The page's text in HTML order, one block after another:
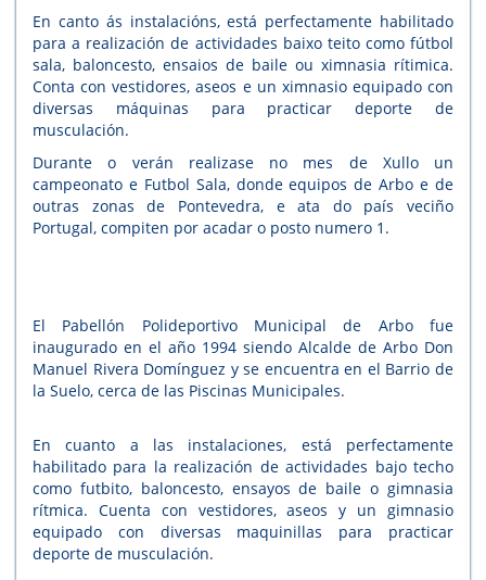
En canto ás instalacións, está perfectamente habilitado
para a realización de actividades baixo teito como fútbol
sala, baloncesto, ensaios de baile ou ximnasia rítimica.
Conta con vestidores, aseos e un ximnasio equipado con
diversas máquinas para practicar deporte de
musculación.
Durante o verán realizase no mes de Xullo un
campeonato e Futbol Sala, donde equipos de Arbo e de
outras zonas de Pontevedra, e ata do país veciño
Portugal, compiten por acadar o posto numero 1.
El Pabellón Polideportivo Municipal de Arbo fue
inaugurado en el año 1994 siendo Alcalde de Arbo Don
Manuel Rivera Domínguez y se encuentra en el Barrio de
la Suelo, cerca de las Piscinas Municipales.
En cuanto a las instalaciones, está perfectamente
habilitado para la realización de actividades bajo techo
como futbito, baloncesto, ensayos de baile o gimnasia
rítmica. Cuenta con vestidores, aseos y un gimnasio
equipado con diversas maquinillas para practicar
deporte de musculación.